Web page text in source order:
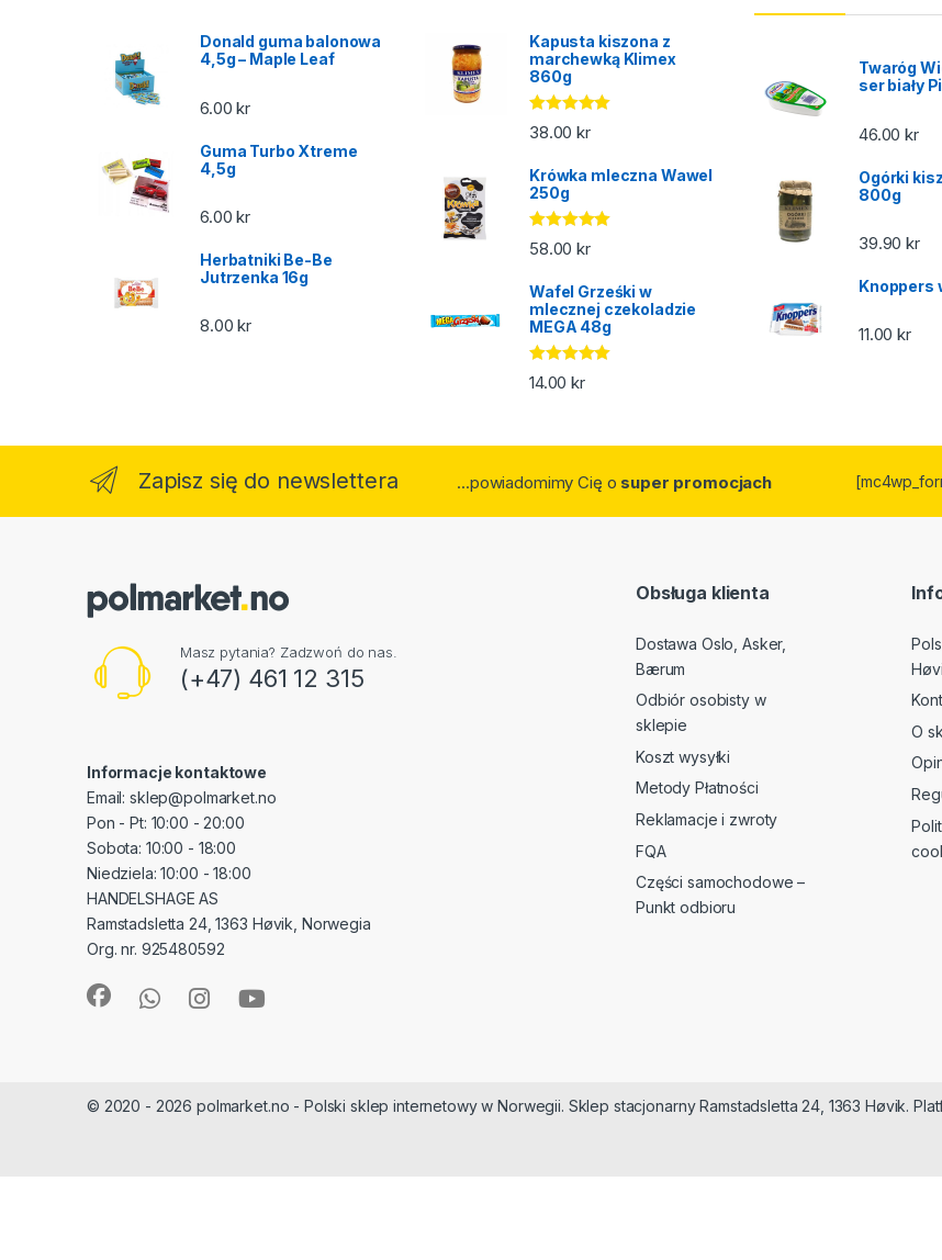
Donald guma balonowa
4,5g – Maple Leaf
6.00kr
Guma Turbo Xtreme
4,5g
6.00kr
Herbatniki Be-Be
Jutrzenka 16g
8.00kr
Kapusta kiszona z
marchewką Klimex
860g
Oceniono
5.00na 5
38.00kr
Krówka mleczna Wawel
250g
Oceniono
5.00na 5
58.00kr
Wafel Grześki w
mlecznej czekoladzie
MEGA 48g
Oceniono
5.00na 5
14.00kr
Twaróg
ser biały
46.00kr
Ogórki
800g
39.90kr
Knoppers
11.00kr
Zapisz się do newslettera ...powiadomimy Cię o super promocjach
Masz pytania? Zadzwoń do nas.
(+47) 461 12 315
Informacje kontaktowe
Email: sklep@polmarket.no
Pon - Pt: 10:00 - 20:00
Sobota: 10:00 - 18:00
Niedziela: 10:00 - 18:00
HANDELSHAGE AS
Ramstadsletta 24, 1363 Høvik, Norwegia
Org. nr. 925480592
Obsługa klienta
Dostawa Oslo, Asker,
Bærum
Odbiór osobisty w
sklepie
Koszt wysyłki
Metody Płatności
Reklamacje i zwroty
FQA
Części samochodowe –
Punkt odbioru
O
© 2020 - 2026 polmarket.no - Polski sklep internetowy w Norwegii. Sklep stacjonarny Ramstadsletta 24, 1363 Høvik.